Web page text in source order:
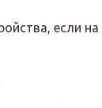
если